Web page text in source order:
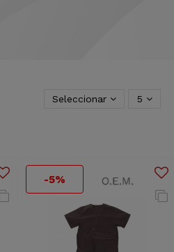
Seleccionar 5
-5%